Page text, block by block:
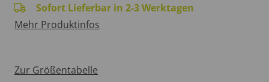
Sofort Lieferbar in 2-3 Werktagen
Mehr Produktinfos
Zur Größentabelle